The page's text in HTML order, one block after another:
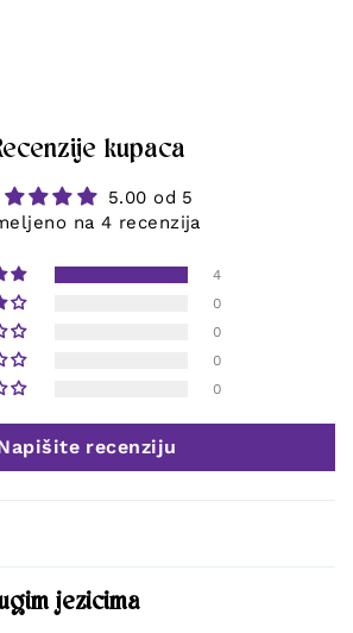
kupaca
5.00 od 5
na 4 recenzija
4
0
0
0
0
recenziju
jezicima